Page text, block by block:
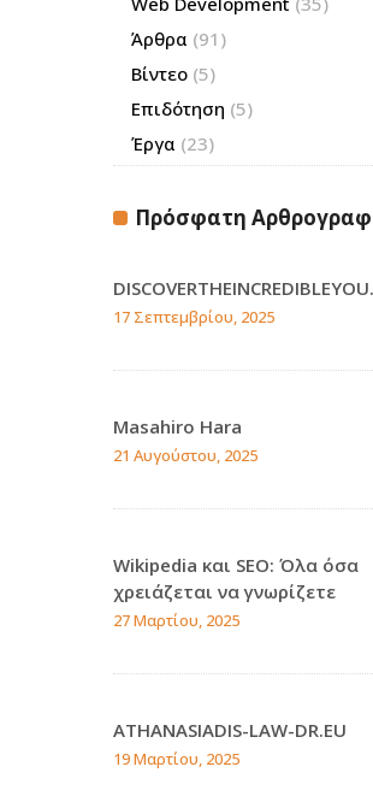
Άρθρα (91)
Βίντεο (5)
Επιδότηση (5)
Έργα (23)
Πρόσφατη
17 Σεπτεμβρίου, 2025
Masahiro Hara
21 Αυγούστου, 2025
Wikipedia και SEO: Όλα όσα
χρειάζεται να γνωρίζετε
27 Μαρτίου, 2025
ATHANASIADIS-LAW-DR.EU
19 Μαρτίου, 2025